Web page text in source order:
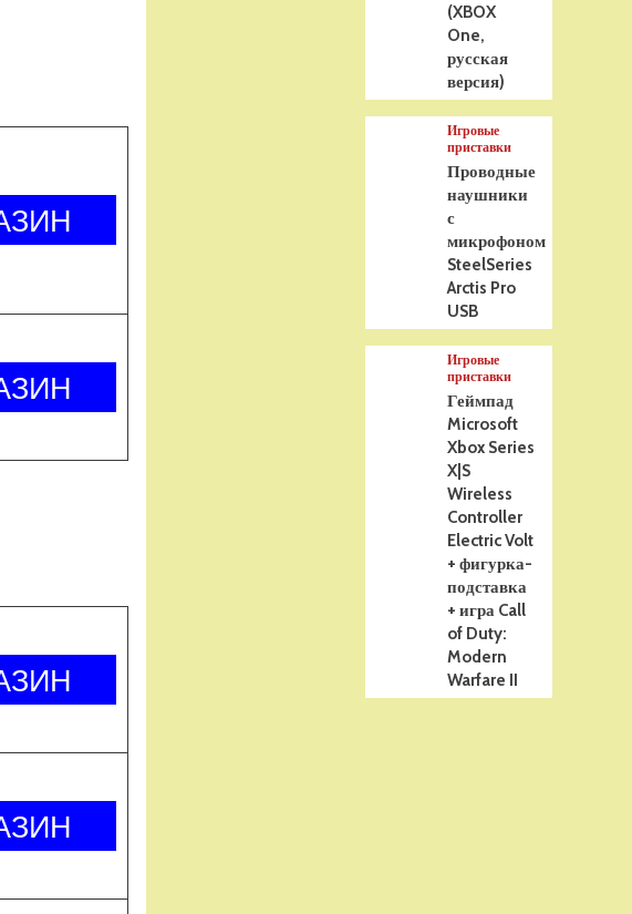
(XBOX
One,
русская
версия)
Игровые
приставки
Проводные
наушники
с
микрофоном
SteelSeries
Arctis Pro
USB
Игровые
приставки
Геймпад
Microsoft
Xbox Series
X|S
Wireless
Controller
Electric Volt
+ фигурка-
подставка
+ игра Call
of Duty:
Modern
Warfare II